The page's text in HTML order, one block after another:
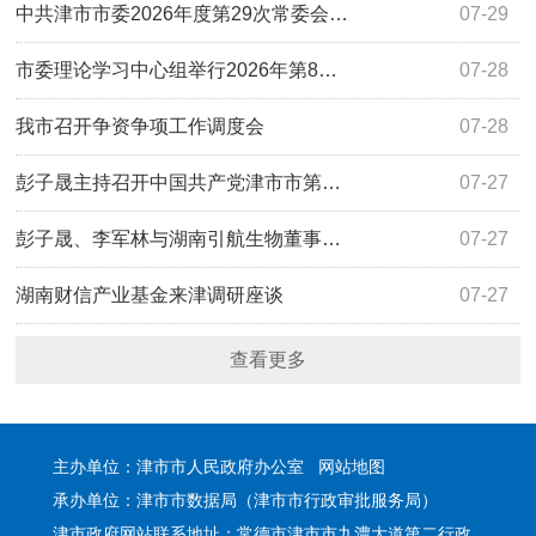
07-29
中共津市市委2026年度第29次常委会…
07-28
市委理论学习中心组举行2026年第8…
07-28
我市召开争资争项工作调度会
07-27
彭子晟主持召开中国共产党津市市第…
07-27
彭子晟、李军林与湖南引航生物董事…
07-27
湖南财信产业基金来津调研座谈
查看更多
主办单位：津市市人民政府办公室 网站地图
承办单位：津市市数据局（津市市行政审批服务局）